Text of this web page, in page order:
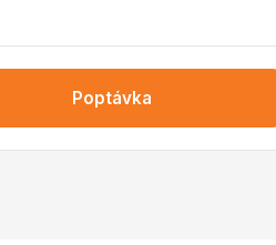
Poptávka